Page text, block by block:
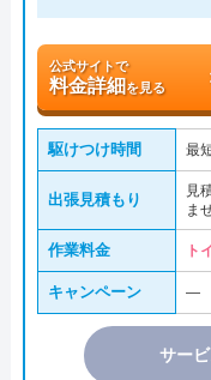
公式サイトで
料金詳細を見る
駆けつけ時間 最
出張見積もり
見
ま
作業料金 ト
キャンペーン ―
サー